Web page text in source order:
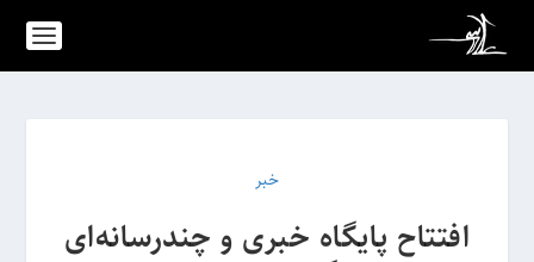
خبر
افتتاح پایگاه خبری و چندرسانه‌ای